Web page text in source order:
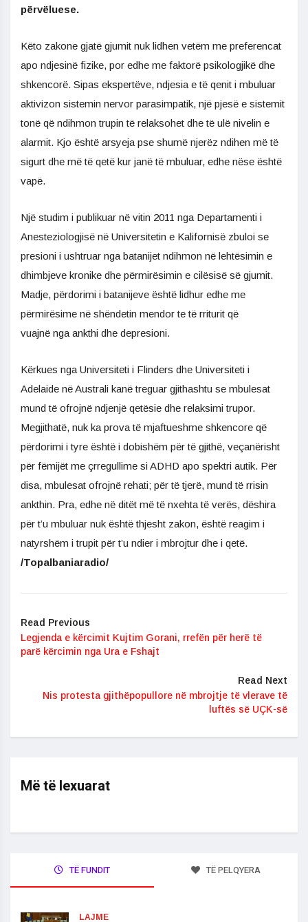
përvëluese.
Këto zakone gjatë gjumit nuk lidhen vetëm me preferencat
apo ndjesinë fizike, por edhe me faktorë psikologjikë dhe
shkencorë. Sipas ekspertëve, ndjesia e të qenit i mbuluar
aktivizon sistemin nervor parasimpatik, një pjesë e sistemit
tonë që ndihmon trupin të relaksohet dhe të ulë nivelin e
alarmit. Kjo është arsyeja pse shumë njerëz ndihen më të
sigurt dhe më të qetë kur janë të mbuluar, edhe nëse është
vapë.
Një studim i publikuar në vitin 2011 nga Departamenti i
Anesteziologjisë në Universitetin e Kalifornisë zbuloi se
presioni i ushtruar nga batanijet ndihmon në lehtësimin e
dhimbjeve kronike dhe përmirësimin e cilësisë së gjumit.
Madje, përdorimi i batanijeve është lidhur edhe me
përmirësime në shëndetin mendor te të rriturit që
vuajnë nga ankthi dhe depresioni.
Kërkues nga Universiteti i Flinders dhe Universiteti i
Adelaide në Australi kanë treguar gjithashtu se mbulesat
mund të ofrojnë ndjenjë qetësie dhe relaksimi trupor.
Megjithatë, nuk ka prova të mjaftueshme shkencore që
përdorimi i tyre është i dobishëm për të gjithë, veçanërisht
për fëmijët me çrregullime si ADHD apo spektri autik. Për
disa, mbulesat ofrojnë rehati; për të tjerë, mund të rrisin
ankthin. Pra, edhe në ditët më të nxehta të verës, dëshira
për t’u mbuluar nuk është thjesht zakon, është reagim i
natyrshëm i trupit për t’u ndier i mbrojtur dhe i qetë.
/Topalbaniaradio/
Read Previous
Legjenda e kërcimit Kujtim Gorani, rrefën për herë të
parë kërcimin nga Ura e Fshajt
Read Next
​Nis protesta gjithëpopullore në mbrojtje të vlerave të
luftës së UÇK-së
Më të lexuarat
TË FUNDIT TË PELQYERA
LAJME